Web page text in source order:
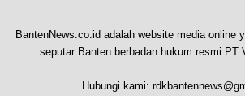
BantenNews.co.id adalah website media online
seputar Banten berbadan hukum resmi PT
Hubungi kami: